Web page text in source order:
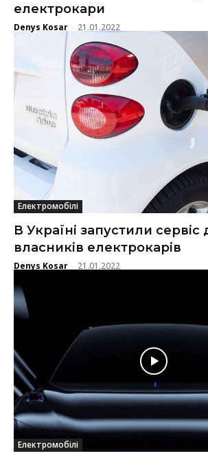
електрокари
Denys Kosar - 21.01.2022
Електромобілі
В Україні запустили сервіс
власників електрокарів
Denys Kosar - 21.01.2022
Електромобілі